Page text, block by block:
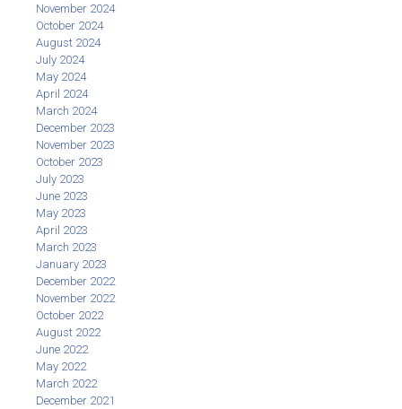
November 2024
October 2024
August 2024
July 2024
May 2024
April 2024
March 2024
December 2023
November 2023
October 2023
July 2023
June 2023
May 2023
April 2023
March 2023
January 2023
December 2022
November 2022
October 2022
August 2022
June 2022
May 2022
March 2022
December 2021